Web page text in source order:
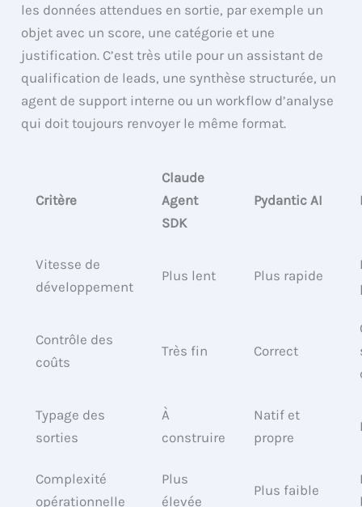
les données attendues en sortie, par exemple un
objet avec un score, une catégorie et une
justification. C’est très utile pour un assistant de
qualification de leads, une synthèse structurée, un
agent de support interne ou un workflow d’analyse
qui doit toujours renvoyer le même format.
Critère
Claude
Agent
SDK
Pydantic AI
Vitesse de
développement
Plus lent Plus rapide
Contrôle des
coûts
Très fin Correct
Typage des
sorties
À
construire
Natif et
propre
Complexité
opérationnelle
Plus
élevée
Plus faible